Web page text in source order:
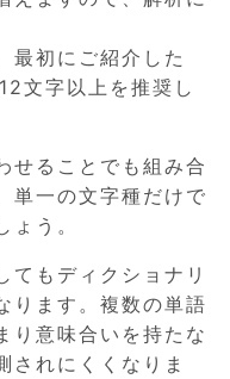
最初にご紹介した
文字以上を推奨し
せることでも組み合
単一の文字種だけで
う。
てもディクショナリ
ります。複数の単語
り意味合いを持たな
されにくくなりま